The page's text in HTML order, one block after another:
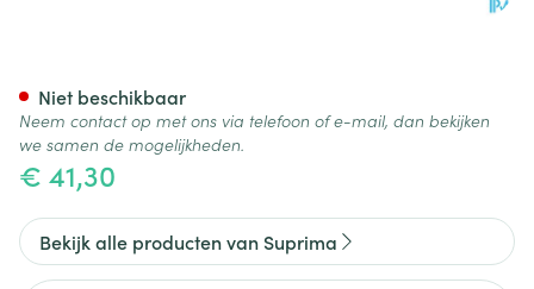
€ 41,30
Niet beschikbaar
Neem contact op met ons via telefoon of e-mail, dan bekijken
we samen de mogelijkheden.
Bekijk alle producten van Suprima